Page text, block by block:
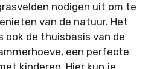
nodigen uit om te
van de natuur. Het
ook de thuisbasis van de
een perfecte